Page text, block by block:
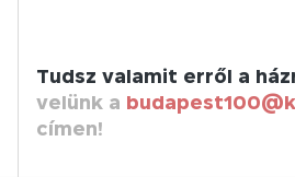
Tudsz valamit erről a
velünk a
címen!